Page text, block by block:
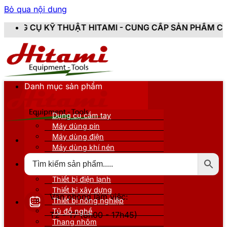
Bỏ qua nội dung
HITAMI - CUNG CẤP SẢN PHẨM CHÍNH HÃNG,
Văn phòng làm việc:
T2 - T7 (8h00 - 17h45)
Danh mục sản phẩm
Dụng cụ cầm tay
Máy dùng pin
Máy dùng điện
Máy dùng khí nén
Thiết bị nâng đỡ
Thiết bị điện lạnh
Thiết bị xây dựng
Thiết bị nông nghiệp
Tủ đồ nghề
Thang nhôm